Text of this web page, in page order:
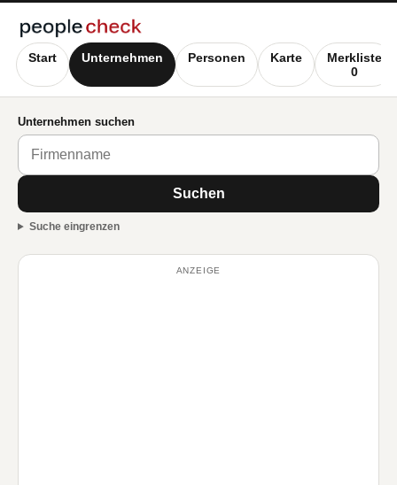
Start Unternehmen Personen Karte
Merkliste
0
Unternehmen suchen
Suchen
Suche eingrenzen
ANZEIGE